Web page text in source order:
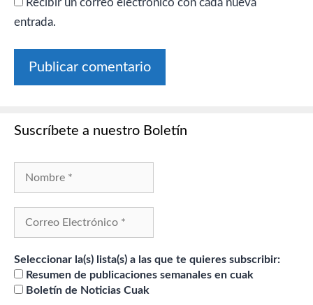
Recibir un correo electrónico con cada nueva
entrada.
Suscríbete a nuestro Boletín
Seleccionar la(s) lista(s) a las que te quieres subscribir:
Resumen de publicaciones semanales en cuak
Boletín de Noticias Cuak